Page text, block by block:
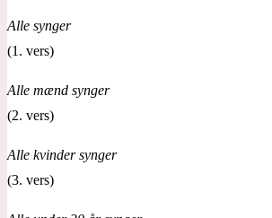
Alle synger
(1. vers)
Alle mænd synger
(2. vers)
Alle kvinder synger
(3. vers)